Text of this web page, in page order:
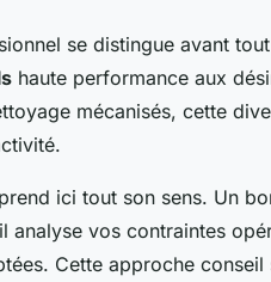
se distingue avant
haute performance aux
mécanisés, cette
ici tout son sens. Un
analyse vos contraintes
Cette approche